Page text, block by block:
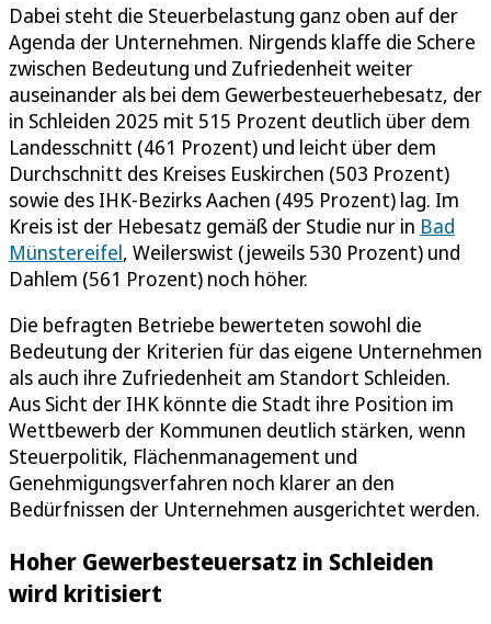
Dabei steht die Steuerbelastung ganz oben auf der
Agenda der Unternehmen. Nirgends klaffe die Schere
zwischen Bedeutung und Zufriedenheit weiter
auseinander als bei dem Gewerbesteuerhebesatz, der
in Schleiden 2025 mit 515 Prozent deutlich über dem
Landesschnitt (461 Prozent) und leicht über dem
Durchschnitt des Kreises Euskirchen (503 Prozent)
sowie des IHK-Bezirks Aachen (495 Prozent) lag. Im
Kreis ist der Hebesatz gemäß der Studie nur in Bad
Münstereifel, Weilerswist (jeweils 530 Prozent) und
Dahlem (561 Prozent) noch höher.
Die befragten Betriebe bewerteten sowohl die
Bedeutung der Kriterien für das eigene Unternehmen
als auch ihre Zufriedenheit am Standort Schleiden.
Aus Sicht der IHK könnte die Stadt ihre Position im
Wettbewerb der Kommunen deutlich stärken, wenn
Steuerpolitik, Flächenmanagement und
Genehmigungsverfahren noch klarer an den
Bedürfnissen der Unternehmen ausgerichtet werden.
Hoher Gewerbesteuersatz in Schleiden
wird kritisiert